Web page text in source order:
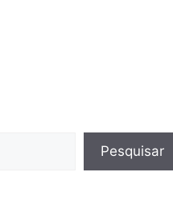
Pesquisar